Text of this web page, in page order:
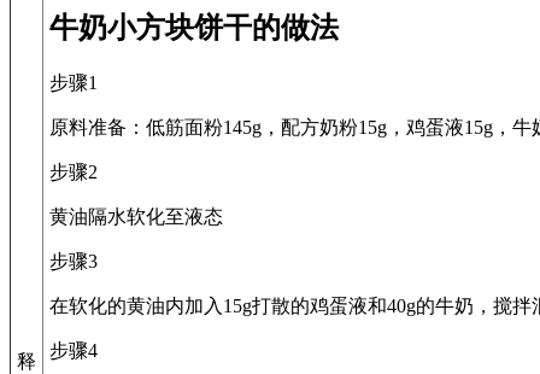
释
牛奶小方块饼干的做法
步骤1
原料准备：低筋面粉145g，配方奶粉15g，鸡蛋液15g，牛
步骤2
黄油隔水软化至液态
步骤3
在软化的黄油内加入15g打散的鸡蛋液和40g的牛奶，搅拌
步骤4